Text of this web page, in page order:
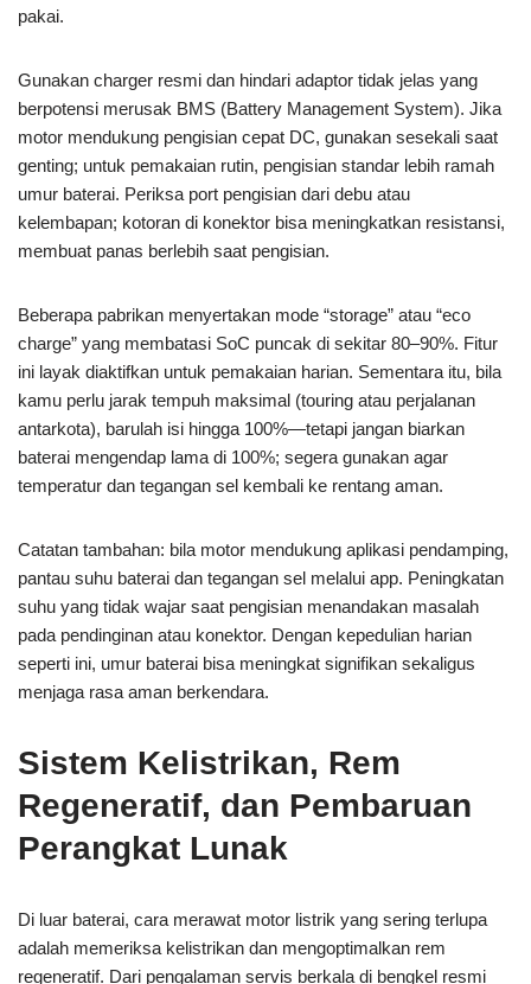
pakai.
Gunakan charger resmi dan hindari adaptor tidak jelas yang
berpotensi merusak BMS (Battery Management System). Jika
motor mendukung pengisian cepat DC, gunakan sesekali saat
genting; untuk pemakaian rutin, pengisian standar lebih ramah
umur baterai. Periksa port pengisian dari debu atau
kelembapan; kotoran di konektor bisa meningkatkan resistansi,
membuat panas berlebih saat pengisian.
Beberapa pabrikan menyertakan mode “storage” atau “eco
charge” yang membatasi SoC puncak di sekitar 80–90%. Fitur
ini layak diaktifkan untuk pemakaian harian. Sementara itu, bila
kamu perlu jarak tempuh maksimal (touring atau perjalanan
antarkota), barulah isi hingga 100%—tetapi jangan biarkan
baterai mengendap lama di 100%; segera gunakan agar
temperatur dan tegangan sel kembali ke rentang aman.
Catatan tambahan: bila motor mendukung aplikasi pendamping,
pantau suhu baterai dan tegangan sel melalui app. Peningkatan
suhu yang tidak wajar saat pengisian menandakan masalah
pada pendinginan atau konektor. Dengan kepedulian harian
seperti ini, umur baterai bisa meningkat signifikan sekaligus
menjaga rasa aman berkendara.
Sistem Kelistrikan, Rem
Regeneratif, dan Pembaruan
Perangkat Lunak
Di luar baterai, cara merawat motor listrik yang sering terlupa
adalah memeriksa kelistrikan dan mengoptimalkan rem
regeneratif. Dari pengalaman servis berkala di bengkel resmi